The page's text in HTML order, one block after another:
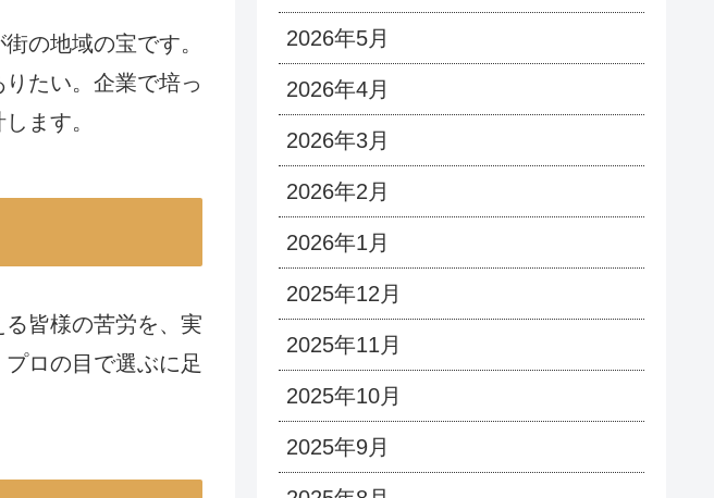
の地域の宝です。
たい。企業で培っ
ます。
皆様の苦労を、実
ロの目で選ぶに足
2026年5月
2026年4月
2026年3月
2026年2月
2026年1月
2025年12月
2025年11月
2025年10月
2025年9月